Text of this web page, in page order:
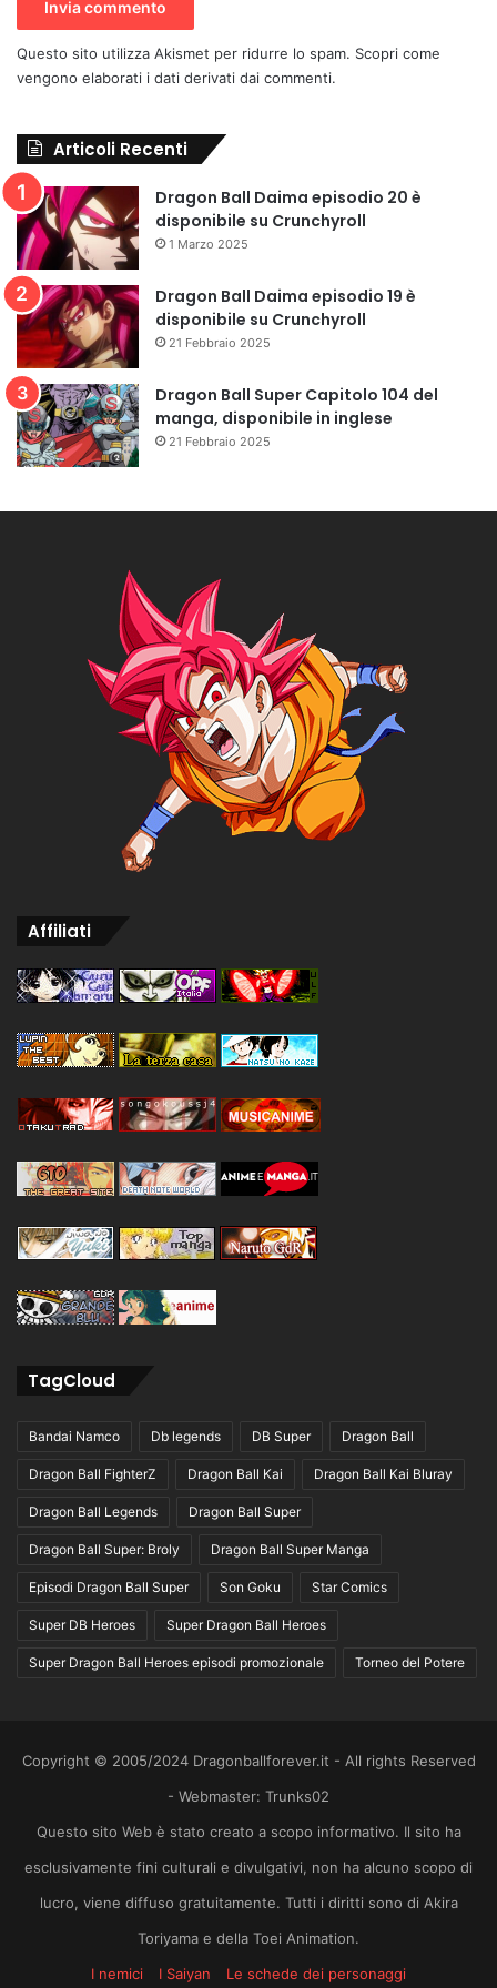
Questo sito utilizza Akismet per ridurre lo spam. Scopri come
vengono elaborati i dati derivati dai commenti.
Articoli Recenti
Dragon Ball Daima episodio 20 è
disponibile su Crunchyroll
1 Marzo 2025
Dragon Ball Daima episodio 19 è
disponibile su Crunchyroll
21 Febbraio 2025
Dragon Ball Super Capitolo 104 del
manga, disponibile in inglese
21 Febbraio 2025
Affiliati
TagCloud
Bandai Namco Db legends DB Super Dragon Ball
Dragon Ball FighterZ Dragon Ball Kai Dragon Ball Kai Bluray
Dragon Ball Legends Dragon Ball Super
Dragon Ball Super: Broly Dragon Ball Super Manga
Episodi Dragon Ball Super Son Goku Star Comics
Super DB Heroes Super Dragon Ball Heroes
Super Dragon Ball Heroes episodi promozionale Torneo del Potere
Copyright © 2005/2024 Dragonballforever.it - All rights Reserved
- Webmaster: Trunks02
Questo sito Web è stato creato a scopo informativo. Il sito ha
esclusivamente fini culturali e divulgativi, non ha alcuno scopo di
lucro, viene diffuso gratuitamente. Tutti i diritti sono di Akira
Toriyama e della Toei Animation.
I nemici
I Saiyan Le schede dei personaggi